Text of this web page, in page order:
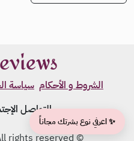
الشروط و الأحكام سياسة
التواصل
© GirlsReviews.org. All rights reserved.
✨ اعرفي نوع بشرتك مجاناً